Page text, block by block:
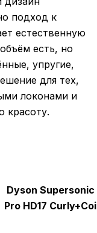
подход к
естественную
есть, но
упругие,
для тех,
локонами и
красоту.
Dyson Supersonic
Pro HD17